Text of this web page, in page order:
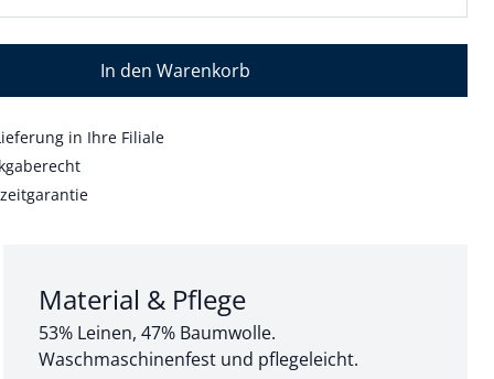
In den Warenkorb
in Ihre Filiale
Abschnitt 3 von 3:
Material & Pflege
53% Leinen, 47% Baumwolle.
Waschmaschinenfest und pflegeleicht.